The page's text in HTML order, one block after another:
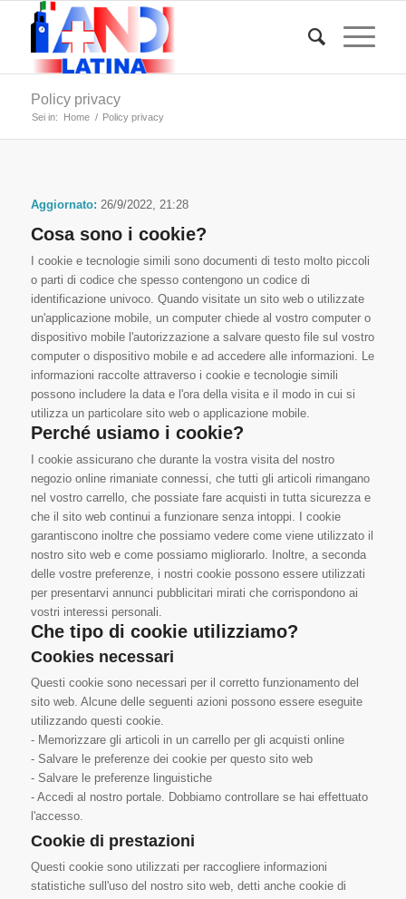
Policy privacy
Sei in: Home / Policy privacy
Aggiornato: 26/9/2022, 21:28
Cosa sono i cookie?
I cookie e tecnologie simili sono documenti di testo molto piccoli
o parti di codice che spesso contengono un codice di
identificazione univoco. Quando visitate un sito web o utilizzate
un'applicazione mobile, un computer chiede al vostro computer o
dispositivo mobile l'autorizzazione a salvare questo file sul vostro
computer o dispositivo mobile e ad accedere alle informazioni. Le
informazioni raccolte attraverso i cookie e tecnologie simili
possono includere la data e l'ora della visita e il modo in cui si
utilizza un particolare sito web o applicazione mobile.
Perché usiamo i cookie?
I cookie assicurano che durante la vostra visita del nostro
negozio online rimaniate connessi, che tutti gli articoli rimangano
nel vostro carrello, che possiate fare acquisti in tutta sicurezza e
che il sito web continui a funzionare senza intoppi. I cookie
garantiscono inoltre che possiamo vedere come viene utilizzato il
nostro sito web e come possiamo migliorarlo. Inoltre, a seconda
delle vostre preferenze, i nostri cookie possono essere utilizzati
per presentarvi annunci pubblicitari mirati che corrispondono ai
vostri interessi personali.
Che tipo di cookie utilizziamo?
Cookies necessari
Questi cookie sono necessari per il corretto funzionamento del
sito web. Alcune delle seguenti azioni possono essere eseguite
utilizzando questi cookie.
- Memorizzare gli articoli in un carrello per gli acquisti online
- Salvare le preferenze dei cookie per questo sito web
- Salvare le preferenze linguistiche
- Accedi al nostro portale. Dobbiamo controllare se hai effettuato
l'accesso.
Cookie di prestazioni
Questi cookie sono utilizzati per raccogliere informazioni
statistiche sull'uso del nostro sito web, detti anche cookie di